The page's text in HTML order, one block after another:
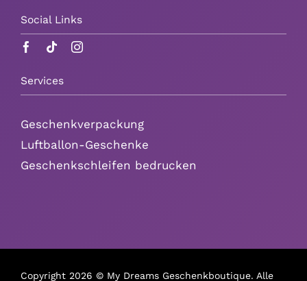
Social Links
Services
Geschenkverpackung
Luftballon-Geschenke
Geschenkschleifen bedrucken
Copyright 2026 © My Dreams Geschenkboutique. Alle